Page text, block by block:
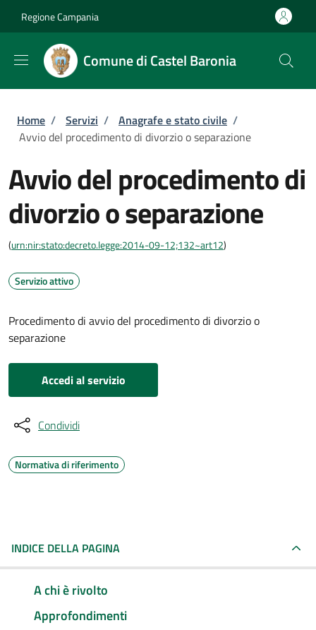
Regione Campania
Comune di Castel Baronia
Briciole di pane
Home / Servizi / Anagrafe e stato civile /
Avvio del procedimento di divorzio o separazione
Avvio del procedimento di
divorzio o separazione
(urn:nir:stato:decreto.legge:2014-09-12;132~art12)
Servizio attivo
Procedimento di avvio del procedimento di divorzio o
separazione
Accedi al servizio
Condividi
Normativa di riferimento
INDICE DELLA PAGINA
A chi è rivolto
Approfondimenti